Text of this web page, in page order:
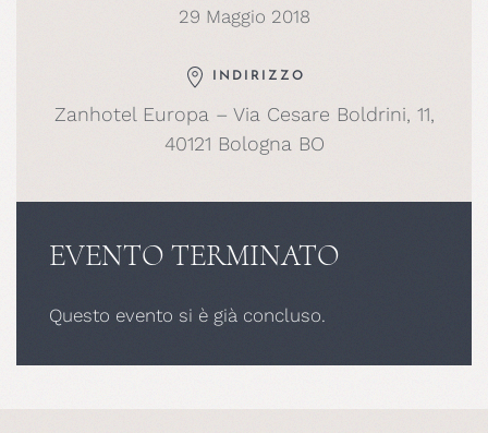
29 Maggio 2018
INDIRIZZO
Zanhotel Europa – Via Cesare Boldrini, 11,
40121 Bologna BO
EVENTO TERMINATO
Questo evento si è già concluso.